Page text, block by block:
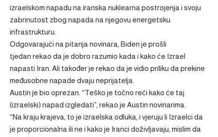
izraelskom napadu na iranska nuklearna postrojenja i svoju
zabrinutost zbog napada na njegovu energetsku
infrastrukturu.
Odgovarajući na pitanja novinara, Biden je prošli
tjedan rekao da je dobro razumio kada i kako će Izrael
napasti Iran. Ali također je rekao da je vidio priliku da prekine
međusobne napade dvaju neprijatelja.
Austin je bio oprezan. “Teško je točno reći kako će taj
(izraelski) napad izgledati”, rekao je Austin novinarima.
“Na kraju krajeva, to je izraelska odluka, i vjeruju li Izraelci da
je proporcionalna ili ne i kako je Iranci doživljavaju, mislim da